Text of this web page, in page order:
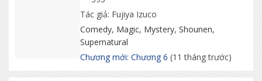
Tác giả: Fujiya Izuco
Comedy, Magic, Mystery, Shounen,
Supernatural
Chương mới: Chương 6 (11 tháng trước)